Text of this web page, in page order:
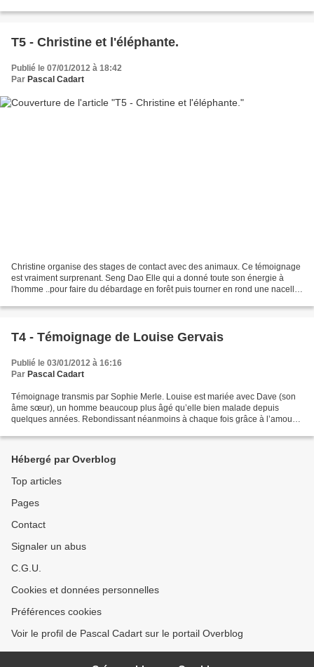
T5 - Christine et l'éléphante.
Publié le 07/01/2012 à 18:42
Par Pascal Cadart
Christine organise des stages de contact avec des animaux. Ce témoignage
est vraiment surprenant. Seng Dao Elle qui a donné toute son énergie à
l'homme ..pour faire du débardage en forêt puis tourner en rond une nacelle
T4 - Témoignage de Louise Gervais
Publié le 03/01/2012 à 16:16
Par Pascal Cadart
Témoignage transmis par Sophie Merle. Louise est mariée avec Dave (son
âme sœur), un homme beaucoup plus âgé qu’elle bien malade depuis
quelques années. Rebondissant néanmoins à chaque fois grâce à l’amour
Hébergé par Overblog
Top articles
Pages
Contact
Signaler un abus
C.G.U.
Cookies et données personnelles
Préférences cookies
Voir le profil de Pascal Cadart sur le portail Overblog